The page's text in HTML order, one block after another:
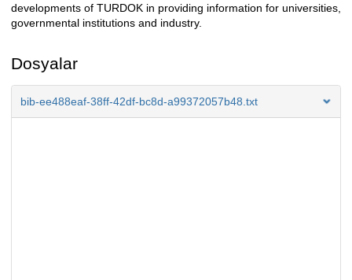
developments of TURDOK in providing information for universities,
governmental institutions and industry.
Dosyalar
bib-ee488eaf-38ff-42df-bc8d-a99372057b48.txt